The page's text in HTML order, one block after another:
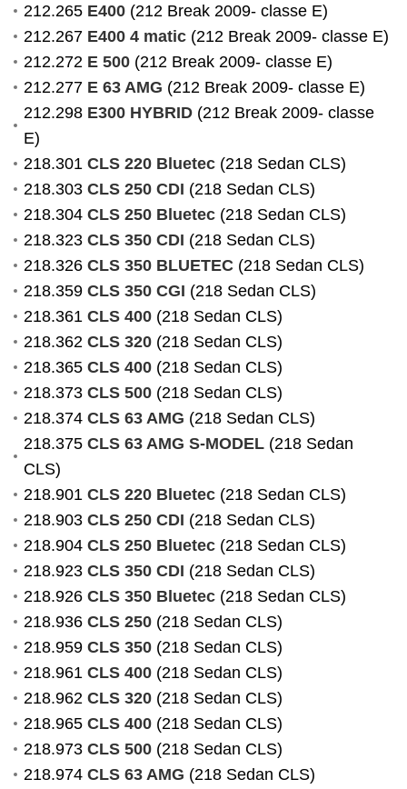
212.265 E400 (212 Break 2009- classe E)
212.267 E400 4 matic (212 Break 2009- classe E)
212.272 E 500 (212 Break 2009- classe E)
212.277 E 63 AMG (212 Break 2009- classe E)
212.298 E300 HYBRID (212 Break 2009- classe
E)
218.301 CLS 220 Bluetec (218 Sedan CLS)
218.303 CLS 250 CDI (218 Sedan CLS)
218.304 CLS 250 Bluetec (218 Sedan CLS)
218.323 CLS 350 CDI (218 Sedan CLS)
218.326 CLS 350 BLUETEC (218 Sedan CLS)
218.359 CLS 350 CGI (218 Sedan CLS)
218.361 CLS 400 (218 Sedan CLS)
218.362 CLS 320 (218 Sedan CLS)
218.365 CLS 400 (218 Sedan CLS)
218.373 CLS 500 (218 Sedan CLS)
218.374 CLS 63 AMG (218 Sedan CLS)
218.375 CLS 63 AMG S-MODEL (218 Sedan
CLS)
218.901 CLS 220 Bluetec (218 Sedan CLS)
218.903 CLS 250 CDI (218 Sedan CLS)
218.904 CLS 250 Bluetec (218 Sedan CLS)
218.923 CLS 350 CDI (218 Sedan CLS)
218.926 CLS 350 Bluetec (218 Sedan CLS)
218.936 CLS 250 (218 Sedan CLS)
218.959 CLS 350 (218 Sedan CLS)
218.961 CLS 400 (218 Sedan CLS)
218.962 CLS 320 (218 Sedan CLS)
218.965 CLS 400 (218 Sedan CLS)
218.973 CLS 500 (218 Sedan CLS)
218.974 CLS 63 AMG (218 Sedan CLS)